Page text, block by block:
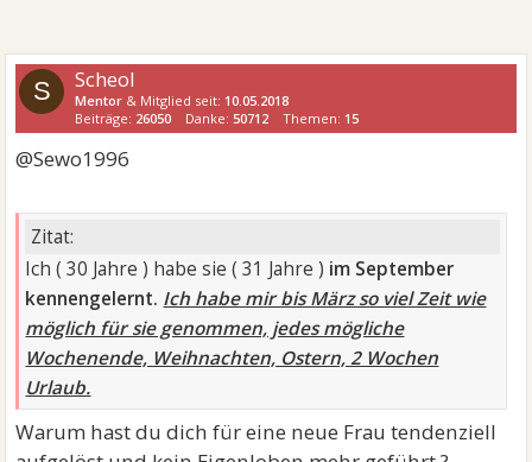
S Scheol
Mentor & Mitglied seit: 10.05.2018
Beiträge: 26050 Danke:50712 Themen: 15
@Sewo1996
Zitat:
Ich ( 30 Jahre ) habe sie ( 31 Jahre ) im September
kennengelernt. Ich habe mir bis März so viel Zeit wie
möglich für sie genommen, jedes mögliche
Wochenende, Weihnachten, Ostern, 2 Wochen
Urlaub.
Warum hast du dich für eine neue Frau tendenziell